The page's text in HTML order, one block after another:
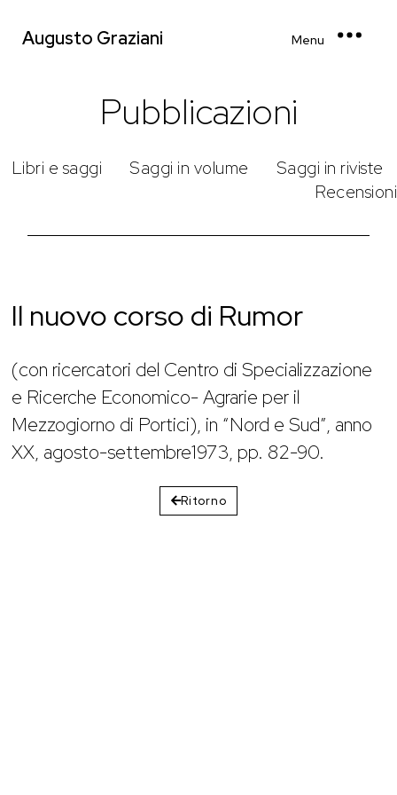
Augusto Graziani Menu
Pubblicazioni
Libri e saggi Saggi in volume
Saggi in riviste
Recensioni
Il nuovo corso di Rumor
(con ricercatori del Centro di Specializzazione
e Ricerche Economico- Agrarie per il
Mezzogiorno di Portici), in “Nord e Sud”, anno
XX, agosto-settembre1973, pp. 82-90.
Ritorno